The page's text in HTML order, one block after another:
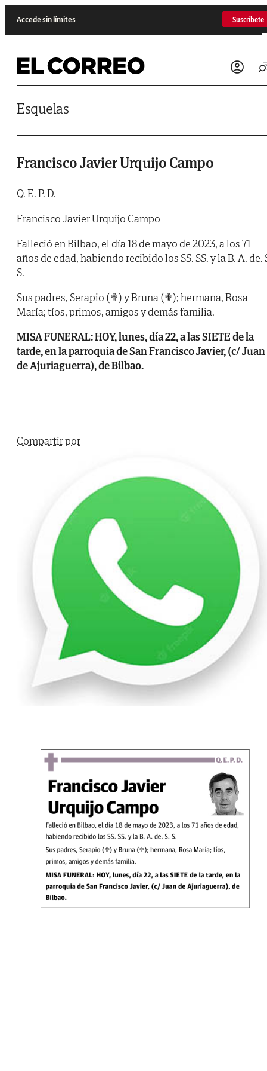
Accede sin límites Suscríbete
Esquelas
Francisco Javier Urquijo Campo
Q. E. P. D.
Francisco Javier Urquijo Campo
Falleció en Bilbao, el día 18 de mayo de 2023, a los 71
años de edad, habiendo recibido los SS. SS. y la B. A. de.
S.
Sus padres, Serapio (✟) y Bruna (✟); hermana, Rosa
María; tíos, primos, amigos y demás familia.
MISA FUNERAL: HOY, lunes, día 22, a las SIETE de la
tarde, en la parroquia de San Francisco Javier, (c/ Juan
de Ajuriaguerra), de Bilbao.
Compartir por